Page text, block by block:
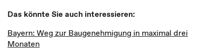
Das könnte Sie auch interessieren:
Bayern: Weg zur Baugenehmigung in maximal drei
Monaten